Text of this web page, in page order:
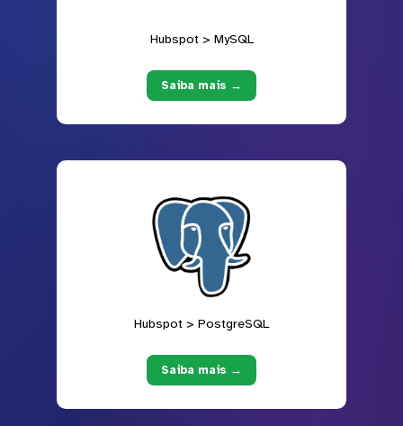
Hubspot > MySQL
Saiba mais →
Hubspot > PostgreSQL
Saiba mais →